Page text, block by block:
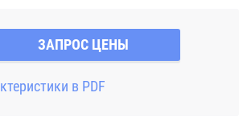
2RSH 2RSR имеют с обеих сторон
из бутадиен-нитрильного каучука
средних частот вращения. Также
с бесконтактными
ЗАПРОС ЦЕНЫ
в PDF